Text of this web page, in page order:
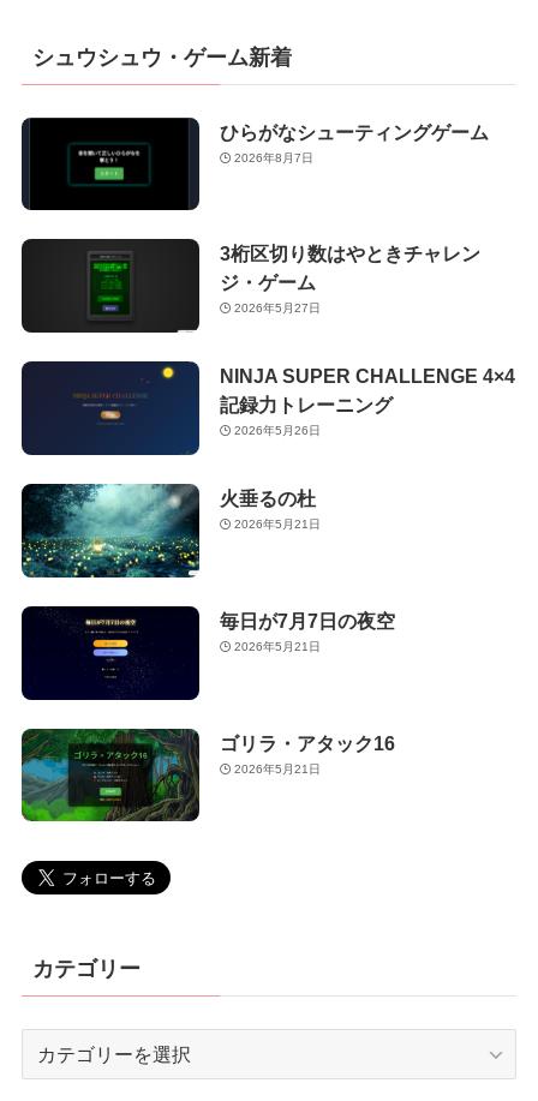
シュウシュウ・ゲーム新着
ひらがなシューティングゲーム
2026年8月7日
3桁区切り数はやときチャレン
ジ・ゲーム
2026年5月27日
NINJA SUPER CHALLENGE 4×4
記録力トレーニング
2026年5月26日
火垂るの杜
2026年5月21日
毎日が7月7日の夜空
2026年5月21日
ゴリラ・アタック16
2026年5月21日
カテゴリー